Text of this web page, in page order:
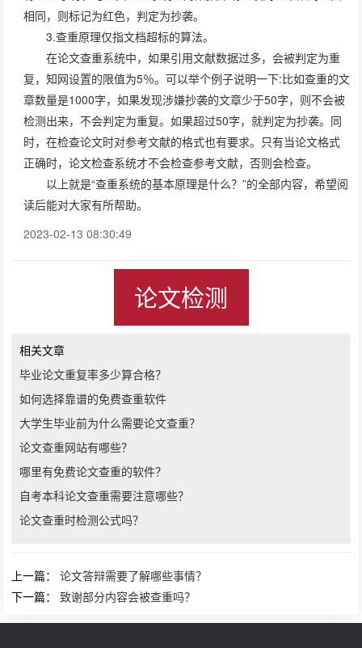
相同，则标记为红色，判定为抄袭。
3.查重原理仅指文档超标的算法。
在论文查重系统中，如果引用文献数据过多，会被判定为重
复，知网设置的限值为5％。可以举个例子说明一下:比如查重的文
章数量是1000字，如果发现涉嫌抄袭的文章少于50字，则不会被
检测出来，不会判定为重复。如果超过50字，就判定为抄袭。同
时，在检查论文时对参考文献的格式也有要求。只有当论文格式
正确时，论文检查系统才不会检查参考文献，否则会检查。
以上就是“查重系统的基本原理是什么？”的全部内容，希望阅
读后能对大家有所帮助。
2023-02-13 08:30:49
论文检测
相关文章
毕业论文重复率多少算合格？
如何选择靠谱的免费查重软件
大学生毕业前为什么需要论文查重？
论文查重网站有哪些？
哪里有免费论文查重的软件？
自考本科论文查重需要注意哪些？
论文查重时检测公式吗？
上一篇：论文答辩需要了解哪些事情？
下一篇：致谢部分内容会被查重吗？